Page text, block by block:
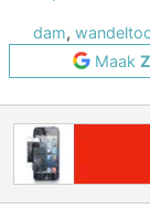
dam,
Maak